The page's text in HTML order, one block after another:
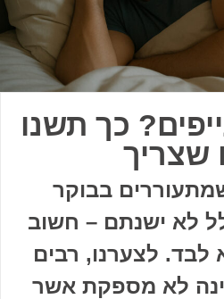
כך תשנו
שצריך
בבוקר
לא ישנתם – חשוב
לצערנו, רבים
לא מספקת אשר